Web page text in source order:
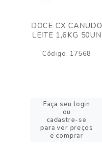
DOCE CX CANUDO
LEITE 1,6KG 50UN
Código: 17568
Faça seu login
ou
cadastre-se
para ver preços
e comprar